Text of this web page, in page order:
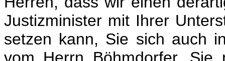
Justizminister mit Ihrer
setzen kann, Sie sich auch